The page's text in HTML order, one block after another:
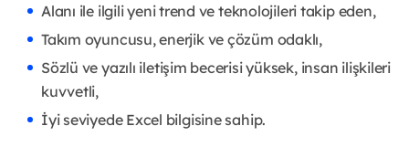
Alanı ile ilgili yeni trend ve teknolojileri takip eden,
Takım oyuncusu, enerjik ve çözüm odaklı,
Sözlü ve yazılı iletişim becerisi yüksek, insan ilişkileri
kuvvetli,
İyi seviyede Excel bilgisine sahip.